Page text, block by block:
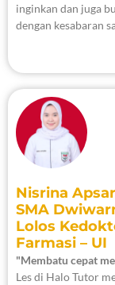
inginkan dan juga
dengan kesabaran
Nisrina
SMA
Lolos
Farmasi – UI
"Membatu cepat
Les di Halo Tutor